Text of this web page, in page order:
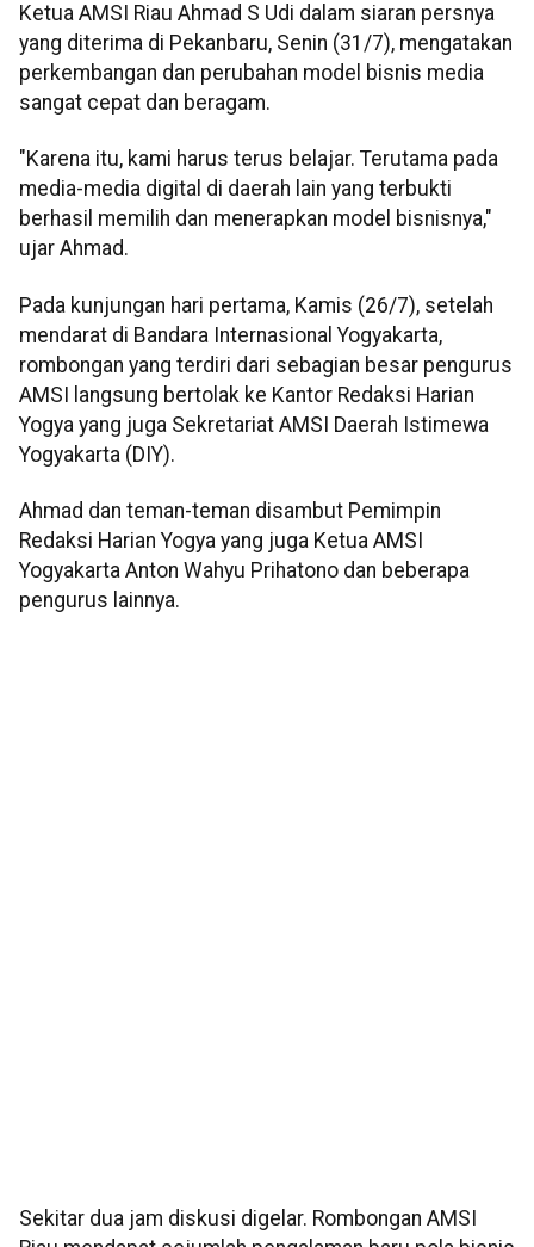
Ketua AMSI Riau Ahmad S Udi dalam siaran persnya
yang diterima di Pekanbaru, Senin (31/7), mengatakan
perkembangan dan perubahan model bisnis media
sangat cepat dan beragam.
"Karena itu, kami harus terus belajar. Terutama pada
media-media digital di daerah lain yang terbukti
berhasil memilih dan menerapkan model bisnisnya,"
ujar Ahmad.
Pada kunjungan hari pertama, Kamis (26/7), setelah
mendarat di Bandara Internasional Yogyakarta,
rombongan yang terdiri dari sebagian besar pengurus
AMSI langsung bertolak ke Kantor Redaksi Harian
Yogya yang juga Sekretariat AMSI Daerah Istimewa
Yogyakarta (DIY).
Ahmad dan teman-teman disambut Pemimpin
Redaksi Harian Yogya yang juga Ketua AMSI
Yogyakarta Anton Wahyu Prihatono dan beberapa
pengurus lainnya.
Sekitar dua jam diskusi digelar. Rombongan AMSI